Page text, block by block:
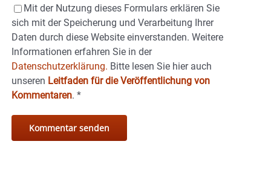
Mit der Nutzung dieses Formulars erklären Sie
sich mit der Speicherung und Verarbeitung Ihrer
Daten durch diese Website einverstanden. Weitere
Informationen erfahren Sie in der
Datenschutzerklärung. Bitte lesen Sie hier auch
unseren Leitfaden für die Veröffentlichung von
Kommentaren. *